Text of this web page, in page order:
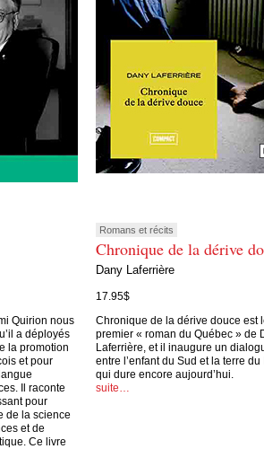
Quirion nous
a déployés
la promotion
et pour
Il raconte
pour
de la science
et de
Ce livre
Romans et récits
Chronique de la dérive
Dany Laferrière
17.95$
Chronique de la dérive douce est
premier « roman du Québec » de
Laferrière, et il inaugure un
entre l’enfant du Sud et la terre du
qui dure encore aujourd’hui.
suite…